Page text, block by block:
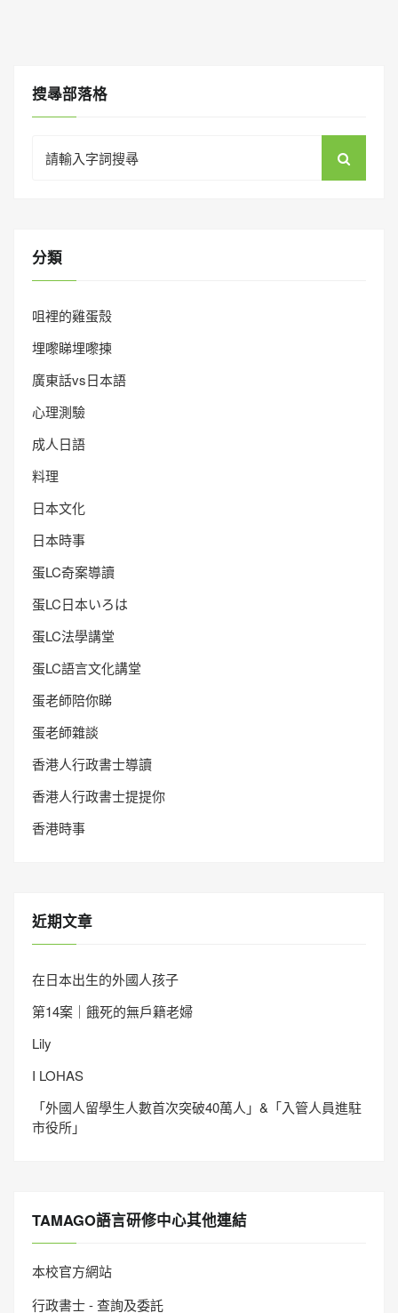
搜㝷部落格
for:
分類
咀裡的雞蛋殼
埋嚟睇埋嚟揀
廣東話vs日本語
心理測驗
成人日語
料理
日本文化
日本時事
蛋LC奇案導讀
蛋LC日本いろは
蛋LC法學講堂
蛋LC語言文化講堂
蛋老師陪你睇
蛋老師雜談
香港人行政書士導讀
香港人行政書士提提你
香港時事
近期文章
在日本出生的外國人孩子
第14案｜餓死的無戶籍老婦
Lily
I LOHAS
「外國人留學生人數首次突破40萬人」&「入管人員進駐
市役所」
TAMAGO語言研修中心其他連結
本校官方網站
行政書士 - 查詢及委託